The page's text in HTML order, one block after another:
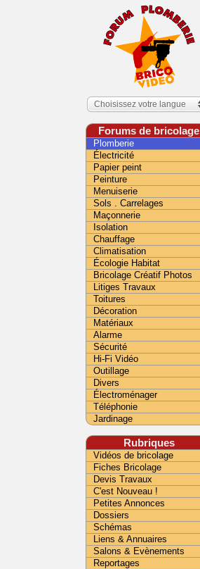
Choisissez votre langue
Forums de bricolage
Plomberie
Électricité
Papier peint
Peinture
Menuiserie
Sols . Carrelages
Maçonnerie
Isolation
Chauffage
Climatisation
Écologie Habitat
Bricolage Créatif Photos
Litiges Travaux
Toitures
Décoration
Matériaux
Alarme
Sécurité
Hi-Fi Vidéo
Outillage
Divers
Électroménager
Téléphonie
Jardinage
Rubriques
Vidéos de bricolage
Fiches Bricolage
Devis Travaux
C'est Nouveau !
Petites Annonces
Dossiers
Schémas
Liens & Annuaires
Salons & Evènements
Reportages